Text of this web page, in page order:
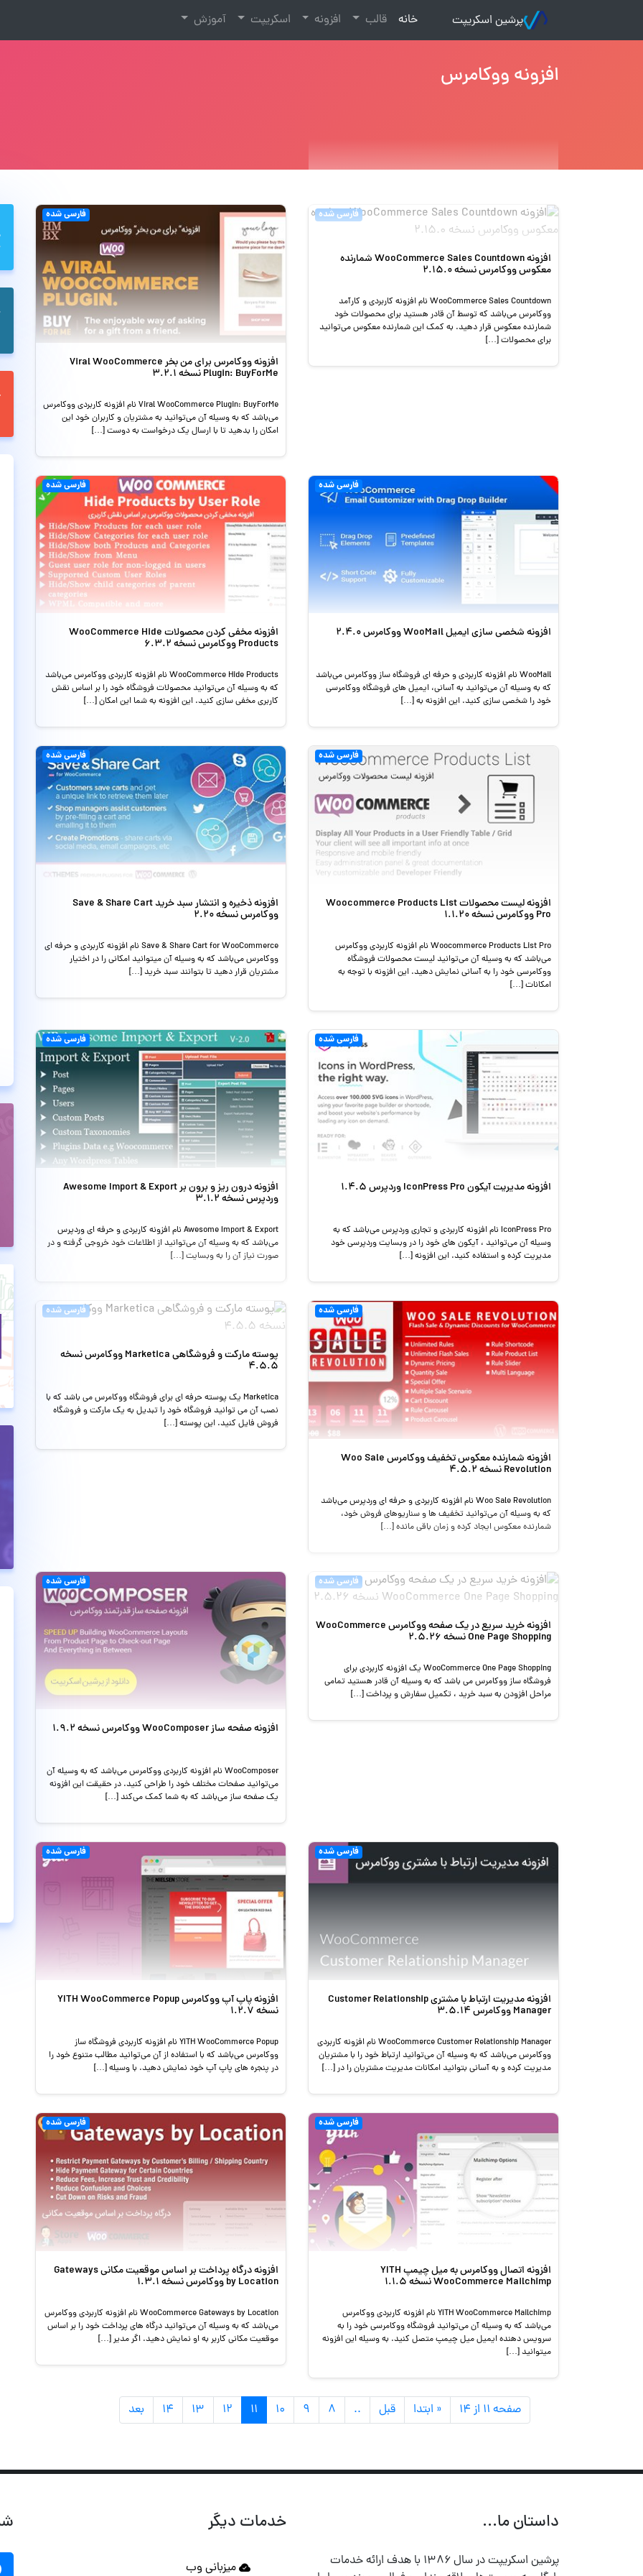
پرشین اسکریپت خانه
(current) قالب افزونه اسکریپت آموزش
افزونه ووکامرس
فارسی شده
افزونه WooCommerce Sales Countdown شمارنده
معکوس ووکامرس نسخه 2.15.0
WooCommerce Sales Countdown نام افزونه کاربردی و کارآمد
ووکامرس می‌باشد که توسط آن قادر هستید برای محصولات خود
شمارنده معکوس قرار دهید. به کمک این شمارنده معکوس می‌توانید
برای محصولات […]
فارسی شده
افزونه ووکامرس برای من بخر Viral WooCommerce
Plugin: BuyForMe نسخه 3.2.1
Viral WooCommerce Plugin: BuyForMe نام افزونه کاربردی ووکامرس
می‌باشد که به وسیله آن می‌توانید به مشتریان و کاربران خود این
امکان را بدهید تا با ارسال یک درخواست به دوست […]
فارسی شده
افزونه شخصی سازی ایمیل WooMail ووکامرس 2.4.0
WooMail نام افزونه کاربردی و حرفه ای فروشگاه ساز ووکامرس می‌باشد
که به وسیله آن می‌توانید به آسانی، ایمیل های فروشگاه ووکامرسی
خود را شخصی سازی کنید. این افزونه به […]
فارسی شده
افزونه مخفی کردن محصولات WooCommerce Hide
Products ووکامرس نسخه 6.3.2
WooCommerce Hide Products نام افزونه کاربردی ووکامرس می‌باشد
که به وسیله آن می‌توانید محصولات فروشگاه خود را بر اساس نقش
کاربری مخفی سازی کنید. این افزونه به شما این امکان […]
فارسی شده
افزونه لیست محصولات Woocommerce Products List
Pro ووکامرس نسخه 1.1.20
Woocommerce Products List Pro نام افزونه کاربردی ووکامرس
می‌باشد که به وسیله آن می‌توانید لیست محصولات فروشگاه
ووکامرسی خود را به آسانی نمایش دهید. این افزونه با توجه به
امکانات […]
فارسی شده
افزونه ذخیره و انتشار سبد خرید Save & Share Cart
ووکامرس نسخه 2.20
Save & Share Cart for WooCommerce نام افزونه کاربردی و حرفه ای
ووکامرس می‌باشد که به وسیله آن میتوانید امکانی را در اختیار
مشتریان قرار دهید تا بتوانند سبد خرید […]
فارسی شده
افزونه مدیریت آیکون IconPress Pro وردپرس 1.4.5
IconPress Pro نام افزونه کاربردی و تجاری وردپرس می‌باشد که به
وسیله آن می‌توانید ، آیکون های خود را در وبسایت وردپرسی خود
مدیریت کرده و استفاده کنید. این افزونه […]
فارسی شده
افزونه درون ریز و برون بر Awesome Import & Export
وردپرس نسخه 3.1.2
Awesome Import & Export نام افزونه کاربردی و حرفه ای وردپرس
می‌باشد که به وسیله آن می‌توانید از اطلاعات خود خروجی گرفته و در
صورت نیاز آن را به وبسایت […]
فارسی شده
افزونه شمارنده معکوس تخفیف ووکامرس Woo Sale
Revolution نسخه 4.5.2
Woo Sale Revolution نام افزونه کاربردی و حرفه ای وردپرس می‌باشد
که به وسیله آن می‌توانید تخفیف ها و سناریوهای فروش خود،
شمارنده معکوس ایجاد کرده و زمان باقی مانده […]
فارسی شده
پوسته مارکت و فروشگاهی Marketica ووکامرس نسخه
4.5.5
Marketica یک پوسته حرفه ای برای فروشگاه ووکامرس می باشد که با
نصب آن می توانید فروشگاه خود را تبدیل به یک مارکت و فروشگاه
فروش فایل کنید. این پوسته […]
فارسی شده
افزونه خرید سریع در یک صفحه ووکامرس WooCommerce
One Page Shopping نسخه 2.5.26
WooCommerce One Page Shopping یک افزونه کاربردی برای
فروشگاه ساز ووکامرس می باشد که به وسیله آن قادر هستید تمامی
مراحل افزودن به سبد خرید ، تکمیل سفارش و پرداخت […]
فارسی شده
افزونه صفحه ساز WooComposer ووکامرس نسخه 1.9.2
WooComposer نام افزونه کاربردی ووکامرس می‌باشد که به وسیله آن
می‌توانید صفحات مختلف خود را طراحی کنید. در حقیقت این افزونه
یک صفحه ساز می‌باشد که به شما کمک می‌کند […]
فارسی شده
افزونه مدیریت ارتباط با مشتری Customer Relationship
Manager ووکامرس 3.5.14
WooCommerce Customer Relationship Manager نام افزونه کاربردی
ووکامرس می‌باشد که به وسیله آن می‌توانید ارتباط خود را با مشتریان
مدیریت کرده و به آسانی بتوانید امکانات مدیریت مشتریان را در […]
فارسی شده
افزونه پاپ آپ ووکامرس YITH WooCommerce Popup
نسخه 1.2.7
YITH WooCommerce Popup نام افزونه کاربردی فروشگاه ساز
ووکامرس می‌باشد که با استفاده از آن می‌توانید مطالب متنوع خود را
در پنجره های پاپ آپ خود نمایش دهید. با وسیله […]
فارسی شده
افزونه اتصال ووکامرس به میل چیمپ YITH
WooCommerce Mailchimp نسخه 1.1.5
YITH WooCommerce Mailchimp نام افزونه کاربردی ووکامرس
می‌باشد که به وسیله آن می‌توانید فروشگاه ووکامرسی خود را به
سرویس دهنده ایمیل میل چیمپ متصل کنید. به وسیله این افزونه
میتوانید […]
فارسی شده
افزونه درگاه پرداخت بر اساس موقعیت مکانی Gateways
by Location ووکامرس نسخه 1.3.1
WooCommerce Gateways by Location نام افزونه کاربردی ووکامرس
می‌باشد که به وسیله آن می‌توانید درگاه های پرداخت خود را بر اساس
موقعیت مکانی کاربر به او نمایش دهید. اگر مدیر […]
صفحه ۱۱ از ۱۴ « ابتدا قبل .. ۸ ۹ ۱۰ ۱۱ ۱۲ ۱۳ ۱۴ بعد
داستان ما...
پرشین اسکریپت در سال ۱۳۸۶ با هدف ارائه خدمات
خدمات دیگر
میزبانی وب